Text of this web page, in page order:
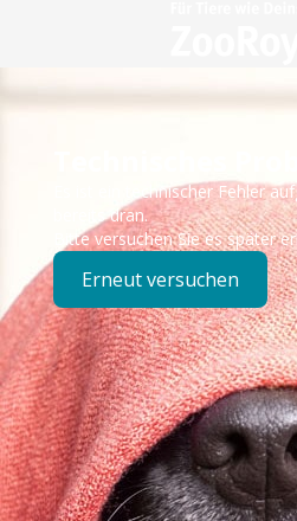
Technisches
Es ist ein technischer Fehler
bereits dran.
Bitte versuchen Sie es später
Erneut versuchen